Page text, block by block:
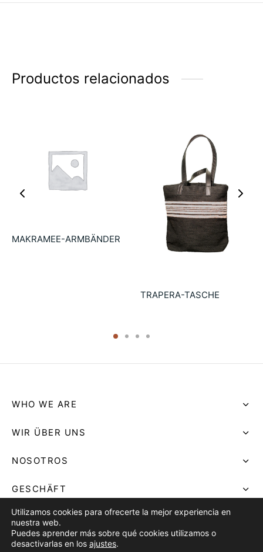
Productos relacionados
MAKRAMEE-ARMBÄNDER
TRAPERA-TASCHE
WHO WE ARE
WIR ÜBER UNS
NOSOTROS
GESCHÄFT
SHOP
TIENDA
Utilizamos cookies para ofrecerte la mejor experiencia en
nuestra web.
Puedes aprender más sobre qué cookies utilizamos o
desactivarlas en los ajustes.